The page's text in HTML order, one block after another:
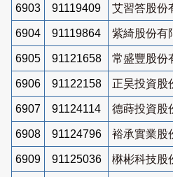
6903 91119409 艾習答股份
6904 91119864 紫綺股份有
6905 91121658 常盛豐股份
6906 91122158 正昊投資股
6907 91124114 德蒔投資股
6908 91124796 裕承實業股
6909 91125036 楙彬科技股